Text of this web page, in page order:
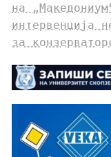
на
интервенција
за